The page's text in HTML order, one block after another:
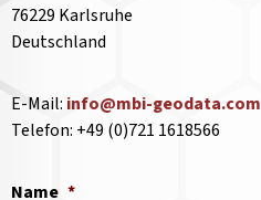
76229 Karlsruhe
Deutschland
E-Mail: info@mbi-geodata.com
Telefon: +49 (0)721 1618566
Name *